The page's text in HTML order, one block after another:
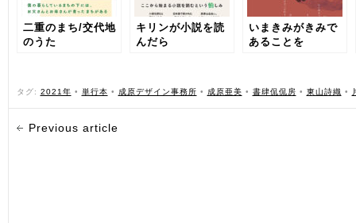
二重のまち/交代地
のうた
キリンが小説を読
んだら
いまきみがきみで
あることを
タグ: 2021年 • 単行本 • 成原デザイン事務所 • 成原亜美 • 書肆侃侃房 • 東山詩織 •
Previous article